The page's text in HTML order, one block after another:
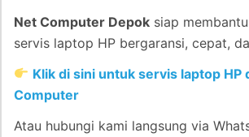
Net Computer Depok siap
servis laptop HP bergaransi, cepat,
Klik di sini untuk servis laptop HP
Computer
Atau hubungi kami langsung via